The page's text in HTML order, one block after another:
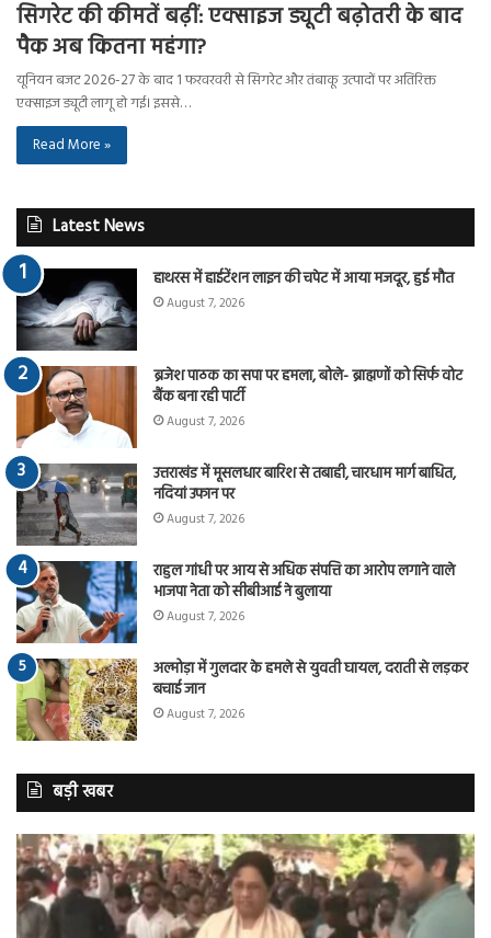
सिगरेट की कीमतें बढ़ीं: एक्साइज ड्यूटी बढ़ोतरी के बाद
पैक अब कितना महंगा?
यूनियन बजट 2026-27 के बाद 1 फरवरवरी से सिगरेट और तंबाकू उत्पादों पर अतिरिक्त
एक्साइज ड्यूटी लागू हो गई। इससे…
Read More »
Latest News
हाथरस में हाईटेंशन लाइन की चपेट में आया मजदूर, हुई मौत
August 7, 2026
ब्रजेश पाठक का सपा पर हमला, बोले- ब्राह्मणों को सिर्फ वोट
बैंक बना रही पार्टी
August 7, 2026
उत्तराखंड में मूसलधार बारिश से तबाही, चारधाम मार्ग बाधित,
नदियां उफान पर
August 7, 2026
राहुल गांधी पर आय से अधिक संपत्ति का आरोप लगाने वाले
भाजपा नेता को सीबीआई ने बुलाया
August 7, 2026
अल्मोड़ा में गुलदार के हमले से युवती घायल, दराती से लड़कर
बचाई जान
August 7, 2026
बड़ी खबर